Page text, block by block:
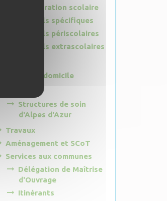
Restauration scolaire
Accueils spécifiques
Accueils périscolaires
Accueils extrascolaires
Aide à domicile
Structures de soin
d'Alpes d'Azur
Travaux
Aménagement et SCoT
Services aux communes
Délégation de Maîtrise
d'Ouvrage
Itinérants